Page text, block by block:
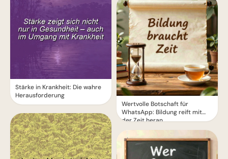
Stärke in Krankheit: Die wahre
Herausforderung
Wertvolle Botschaft für
WhatsApp: Bildung reift mit
der Zeit heran